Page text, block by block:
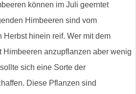
können im Juli geerntet
Himbeeren sind vom
Herbst hinein reif. Wer mit dem
Himbeeren anzupflanzen aber wenig
sich eine Sorte der
Diese Pflanzen sind